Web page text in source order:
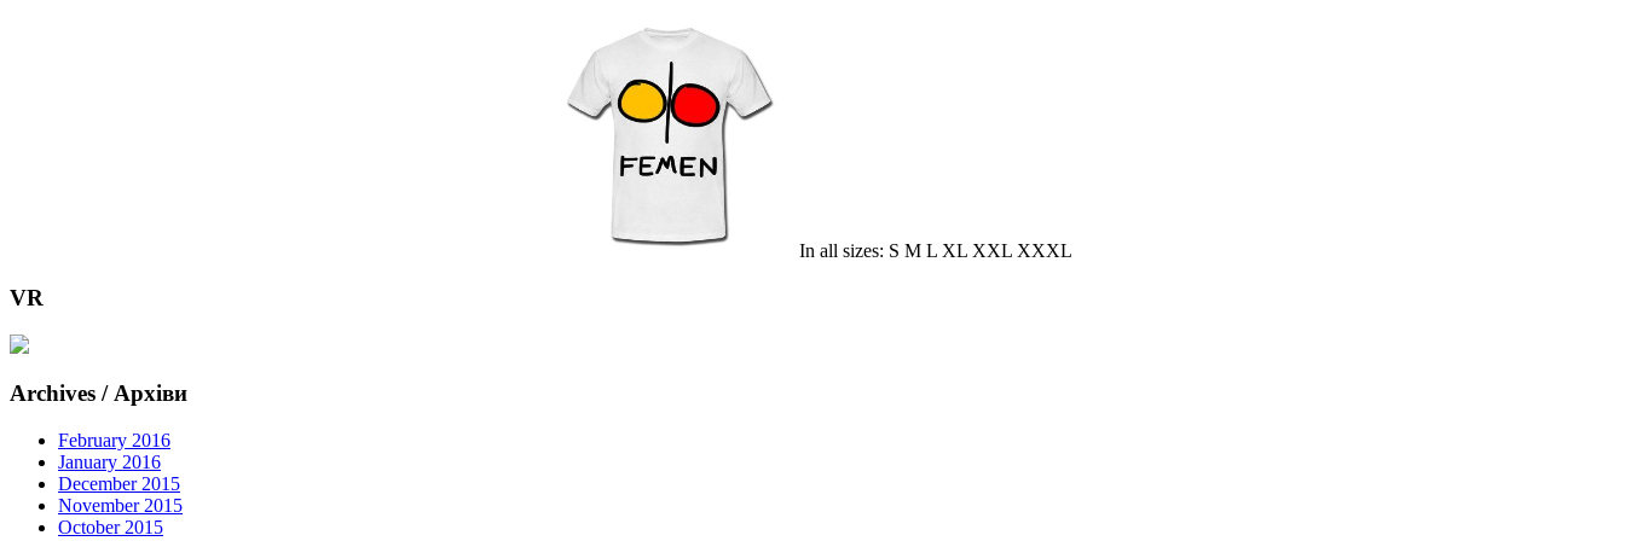
In all sizes: S M L XL XXL XXXL
VR
Archives / Архіви
February 2016
January 2016
December 2015
November 2015
October 2015